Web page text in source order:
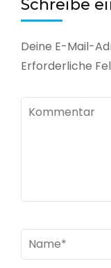
Schreibe
Deine E-Mail-
Erforderliche
Kommentar
Name*